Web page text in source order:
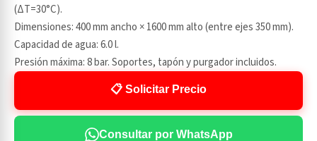
(ΔT=30°C).
Dimensiones: 400 mm ancho × 1600 mm alto (entre ejes 350 mm).
Capacidad de agua: 6.0 l.
Presión máxima: 8 bar. Soportes, tapón y purgador incluidos.
📋 Solicitar Precio
Consultar por WhatsApp